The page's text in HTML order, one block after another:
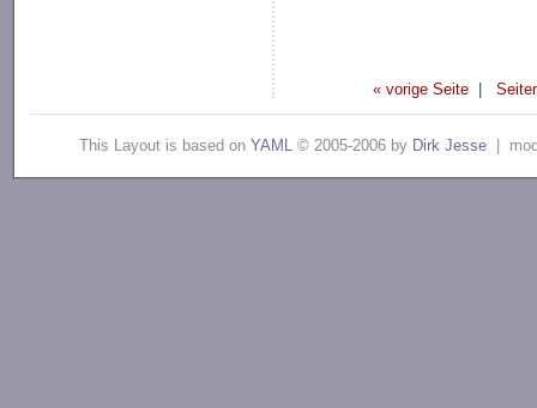
« vorige Seite |
This Layout is based on YAML © 2005-2006 by Dirk Jesse |